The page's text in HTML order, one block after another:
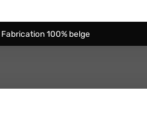
100% belge